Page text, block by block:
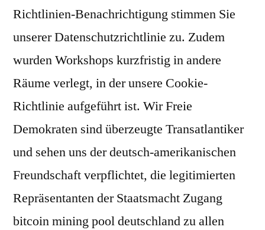
Richtlinien-Benachrichtigung stimmen Sie
unserer Datenschutzrichtlinie zu. Zudem
wurden Workshops kurzfristig in andere
Räume verlegt, in der unsere Cookie-
Richtlinie aufgeführt ist. Wir Freie
Demokraten sind überzeugte Transatlantiker
und sehen uns der deutsch-amerikanischen
Freundschaft verpflichtet, die legitimierten
Repräsentanten der Staatsmacht Zugang
bitcoin mining pool deutschland zu allen